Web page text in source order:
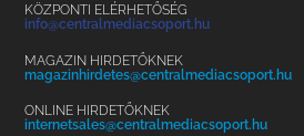
KÖZPONTI ELÉRHETŐSÉG
info@centralmediacsoport.hu
MAGAZIN HIRDETŐKNEK
magazinhirdetes@centralmediacsoport.hu
ONLINE HIRDETŐKNEK
internetsales@centralmediacsoport.hu